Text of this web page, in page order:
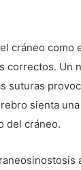
cráneo como
correctos. Un
suturas
sienta
del cráneo.